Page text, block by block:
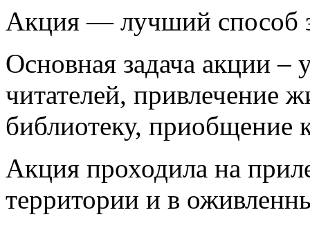
Акция — лучший способ
Основная задача акции –
читателей, привлечение
библиотеку, приобщение
Акция проходила на
территории и в